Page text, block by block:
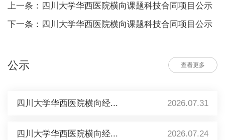
上一条：四川大学华西医院横向课题科技合同项目公示
下一条：四川大学华西医院横向课题科技合同项目公示
公示 查看更多
四川大学华西医院横向经... 2026.07.31
四川大学华西医院横向经... 2026.07.24